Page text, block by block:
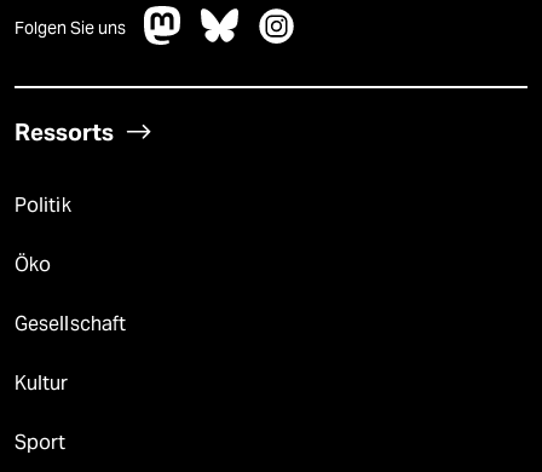
Folgen Sie uns
Ressorts
Politik
Öko
Gesellschaft
Kultur
Sport